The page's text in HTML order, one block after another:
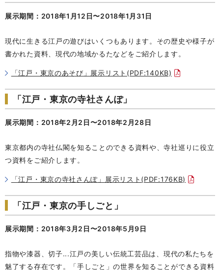
展示期間：2018年1月12日〜2018年1月31日
現代に生きる江戸の遊びはいくつもあります。その歴史や様子が
書かれた資料、現代の地域かるたなどをご紹介します。
「江戸・東京のあそび」展示リスト(PDF:140KB)
「江戸・東京の寺社さんぽ」
展示期間：2018年2月2日〜2018年2月28日
東京都内の寺社仏閣を知ることのできる資料や、寺社巡りに役立
つ資料をご紹介します。
「江戸・東京の寺社さんぽ」展示リスト(PDF:176KB)
「江戸・東京の手しごと」
展示期間：2018年3月2日〜2018年5月9日
指物や漆器、切子...江戸の美しい伝統工芸品は、現代の私たちを
魅了する存在です。「手しごと」の世界を知ることができる資料